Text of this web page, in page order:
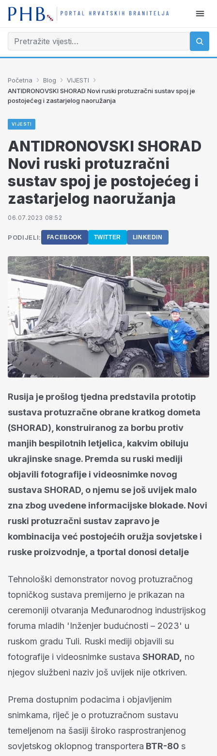
Početna › Blog › VIJESTI ›
ANTIDRONOVSKI SHORAD Novi ruski protuzračni sustav spoj je
postojećeg i zastarjelog naoružanja
VIJESTI
ANTIDRONOVSKI SHORAD
Novi ruski protuzračni
sustav spoj je postojećeg i
zastarjelog naoružanja
06.07.2023 08:52
PODIJELI: FACEBOOK TWITTER LINKEDIN
Rusija je prošlog tjedna predstavila prototip
sustava protuzračne obrane kratkog dometa
(SHORAD), konstruiranog za borbu protiv
manjih bespilotnih letjelica, kakvim obiluju
ukrajinske snage. Premda su ruski mediji
objavili fotografije i videosnimke novog
sustava SHORAD, o njemu se još uvijek malo
zna zbog uvedene informacijske blokade. Novi
ruski protuzračni sustav zapravo je
kombinacija već postojećih oružja sovjetske i
ruske proizvodnje, a tportal donosi detalje
Tehnološki demonstrator novog protuzračnog
topničkog sustava premijerno je prikazan na
ceremoniji otvaranja Međunarodnog industrijskog
foruma mladih 'Inženjer budućnosti – 2023' u
ruskom gradu Tuli. Ruski mediji objavili su
fotografije i videosnimke sustava SHORAD, no
njegov službeni naziv još uvijek nije otkriven.
Prema dostupnim podacima i objavljenim
snimkama, riječ je o protuzračnom sustavu
temeljenom na šasiji široko rasprostranjenog
sovjetskog oklopnog transportera BTR-80 s